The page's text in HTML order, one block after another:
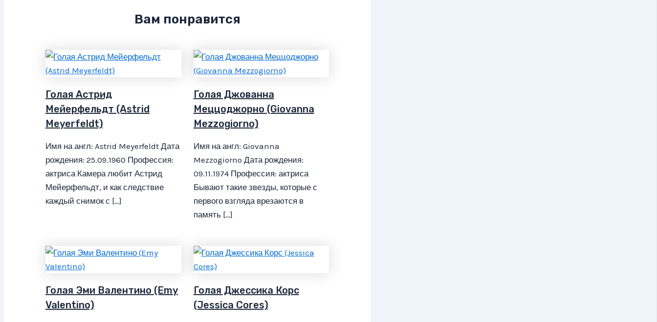
Вам понравится
Голая Астрид
Мейерфельдт (Astrid
Meyerfeldt)
Имя на англ: Astrid Meyerfeldt Дата
рождения: 25.09.1960 Профессия:
актриса Камера любит Астрид
Мейерфельдт, и как следствие
каждый снимок с […]
Голая Джованна
Меццоджорно (Giovanna
Mezzogiorno)
Имя на англ: Giovanna
Mezzogiorno Дата рождения:
09.11.1974 Профессия: актриса
Бывают такие звезды, которые с
первого взгляда врезаются в
память […]
Голая Эми Валентино (Emy
Valentino)
Голая Джессика Корс
(Jessica Cores)